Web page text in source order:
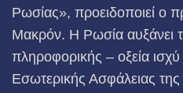
Ρωσίας», προειδοποιεί ο
Μακρόν. Η Ρωσία αυξάνει
πληροφορικής – οξεία
Εσωτερικής Ασφάλειας της